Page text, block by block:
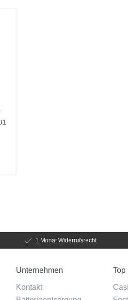
1 Monat Widerrufsrecht
Unternehmen
Kontakt
Top